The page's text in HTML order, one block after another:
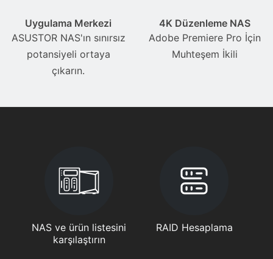
Uygulama Merkezi
ASUSTOR NAS'ın sınırsız
potansiyeli ortaya
çıkarın.
4K Düzenleme NAS
Adobe Premiere Pro İçin
Muhteşem İkili
NAS ve ürün listesini
karşılaştırın
RAID Hesaplama